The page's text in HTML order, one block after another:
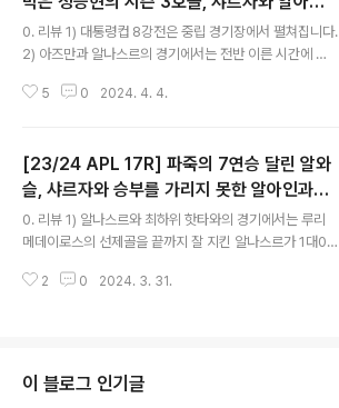
은 8강전에서 나란히 탈락해!
0. 리뷰 1) 대통령컵 8강전은 중립 경기장에서 펼쳐집니다.
2) 아즈만과 알나스르의 경기에서는 전반 이른 시간에 선
리 메데이로스의 역전 결승골을 앞세운 알나스르가 1대2
락했지만 리그와 대통령컵 우승에 도전하는 알와슬과의 경
기에서는 파비오 리마의 결승골과 교체 투입되자 마자 성
공시킨 카이오 카네도의 추가골, 그리고 UAE 리그에서 견
고한 수비에 골결정력까지 겸비한 수트라이커로 강렬한 인
3 완승을 거두고 4강에 진출했습니다. 정승현은 풀타임을
5 0 2024. 4. 4.
[23/24 APL 17R] 파죽의 7연승 달린 알와
슬, 샤르자와 승부를 가리지 못한 알아인과의
승점차를 더욱 벌려!
0. 리뷰 1) 알나스르와 최하위 핫타와의 경기에서는 루리
메데이로스의 선제골을 끝까지 잘 지킨 알나스르가 1대0
패행진을 이어갔습니다. 패한 핫타는 5연패. 2) 지난 라운
위기를 완전히 내준 후반들어 잇달아 실점하며 유수푸 니
아카테에게 역전 결승골을 허용하며 1대2로 패해 연승 도
2 0 2024. 3. 31.
이 블로그 인기글